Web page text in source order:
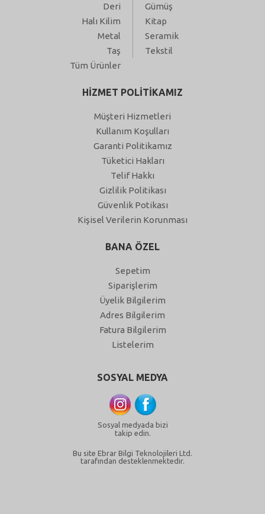
Deri
Gümüş
Halı Kilim
Kitap
Metal
Seramik
Taş
Tekstil
Tüm Ürünler
HİZMET POLİTİKAMIZ
Müşteri Hizmetleri
Kullanım Koşulları
Garanti Politikamız
Tüketici Hakları
Telif Hakkı
Gizlilik Politikası
Güvenlik Potikası
Kişisel Verilerin Korunması
BANA ÖZEL
Sepetim
Siparişlerim
Üyelik Bilgilerim
Adres Bilgilerim
Fatura Bilgilerim
Listelerim
SOSYAL MEDYA
Sosyal medyada bizi
takip edin.
Bu site Ebrar Bilgi Teknolojileri Ltd.
tarafından desteklenmektedir.